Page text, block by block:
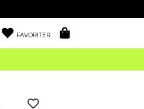
FAVORITER